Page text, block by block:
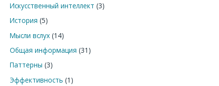
Искусственный интеллект (3)
История (5)
Мысли вслух (14)
Общая информация (31)
Паттерны (3)
Эффективность (1)